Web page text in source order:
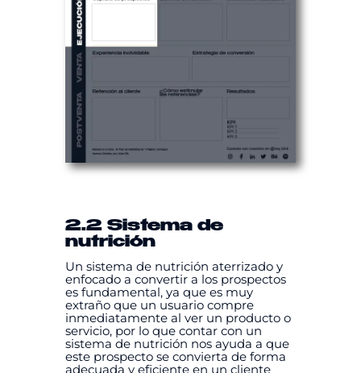
2.2 Sistema de
nutrición
Un sistema de nutrición aterrizado y
enfocado a convertir a los prospectos
es fundamental, ya que es muy
extraño que un usuario compre
inmediatamente al ver un producto o
servicio, por lo que contar con un
sistema de nutrición nos ayuda a que
este prospecto se convierta de forma
adecuada y eficiente en un cliente